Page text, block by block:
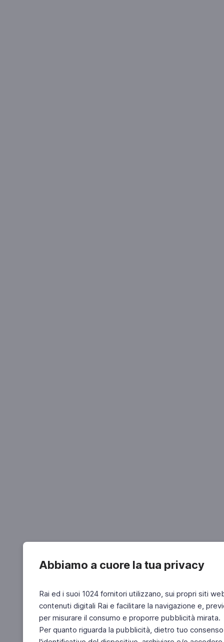
Abbiamo a cuore la tua privacy
Rai ed i suoi 1024 fornitori utilizzano, sui propri siti
contenuti digitali Rai e facilitare la navigazione e,
per misurare il consumo e proporre pubblicità mirata.
Per quanto riguarda la pubblicità, dietro tuo